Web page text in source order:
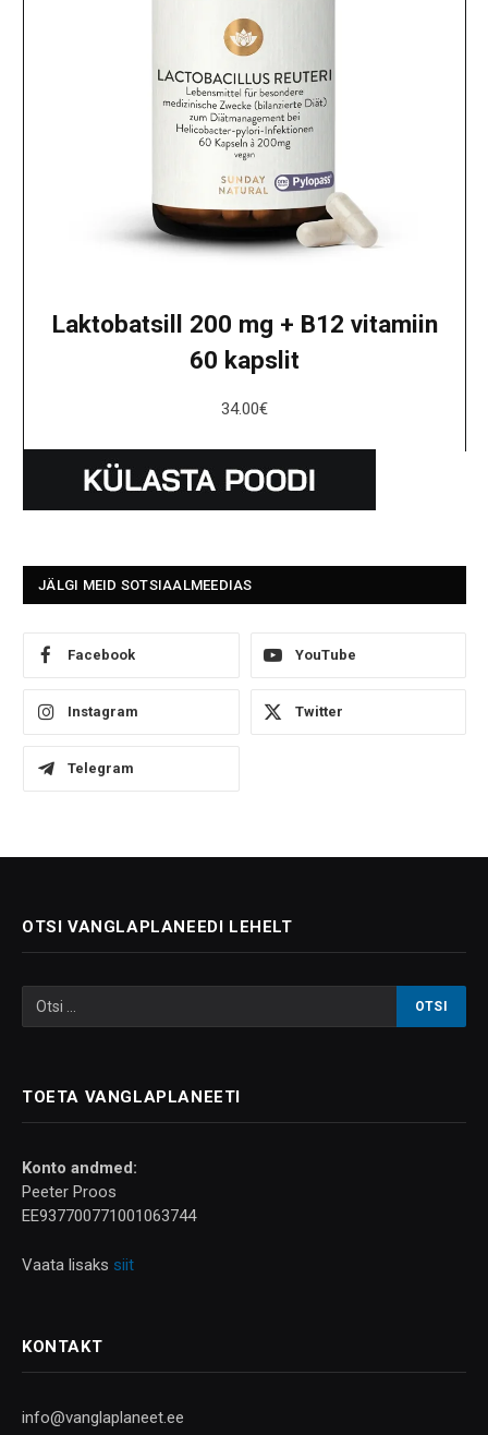
Laktobatsill 200 mg + B12 vitamiin
60 kapslit
34.00€
JÄLGI MEID SOTSIAALMEEDIAS
Facebook YouTube
Instagram Twitter
Telegram
OTSI VANGLAPLANEEDI LEHELT
TOETA VANGLAPLANEETI
Konto andmed:
Peeter Proos
EE937700771001063744
Vaata lisaks siit
KONTAKT
info@vanglaplaneet.ee